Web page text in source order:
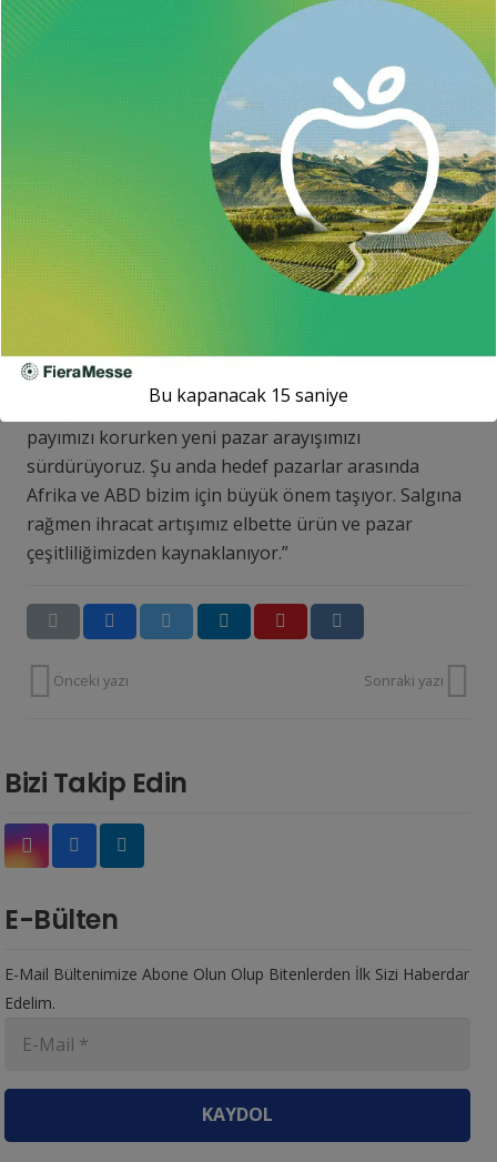
Altunkaya, sürdürdükleri çalışmalarla girdikleri her
pazarda kalıcı ve belirleyici olmak istediklerini
vurgulayarak, tek veya birkaç pazarlı dönemlerin
geride bırakıldığını dile getirdi.
Günümüzde dünyanın gidilmeyen ülkesi ve
girilmeyen pazarının bırakılmadığını vurgulayan
Altunkaya, şu değerlendirmelerde bulundu:
“2021 için sektörel anlamda yol haritalarımızı
aşacağımıza inanıyoruz. Ülkemiz için en önemli
pazarlardan birisi olan Orta Doğu ülkeleri, elbette
her geçen gün daha da zorlaşıyor. Bu pazardaki
payımızı korurken yeni pazar arayışımızı
sürdürüyoruz. Şu anda hedef pazarlar arasında
Afrika ve ABD bizim için büyük önem taşıyor. Salgına
rağmen ihracat artışımız elbette ürün ve pazar
çeşitliliğimizden kaynaklanıyor.”
Önceki yazı Sonraki yazı
Bizi Takip Edin
E-Bülten
E-Mail Bültenimize Abone Olun Olup Bitenlerden İlk Sizi Haberdar
Edelim.
KAYDOL
Bu kapanacak 15 saniye